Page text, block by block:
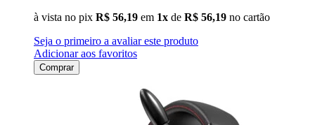
à vista no pix R$ 56,19 em 1x de R$ 56,19 no cartão
Seja o primeiro a avaliar este produto
Adicionar aos favoritos
Comprar